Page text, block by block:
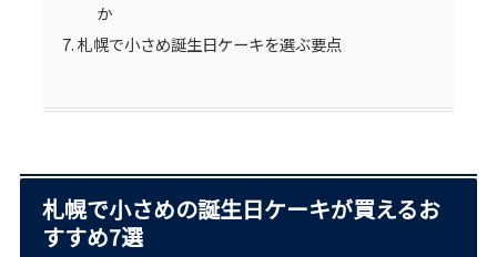
か
札幌で小さめ誕生日ケーキを選ぶ要点
札幌で小さめの誕生日ケーキが買えるお
すすめ7選